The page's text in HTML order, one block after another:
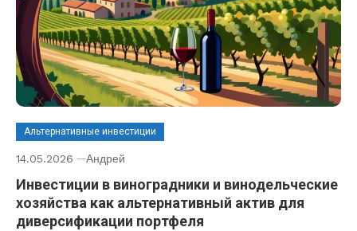
Альтернативные инвестиции
14.05.2026 Андрей
Инвестиции в виноградники и винодельческие
хозяйства как альтернативный актив для
диверсификации портфеля